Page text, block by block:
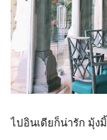
ไปอินเดียก็น่ารัก มุ้ง